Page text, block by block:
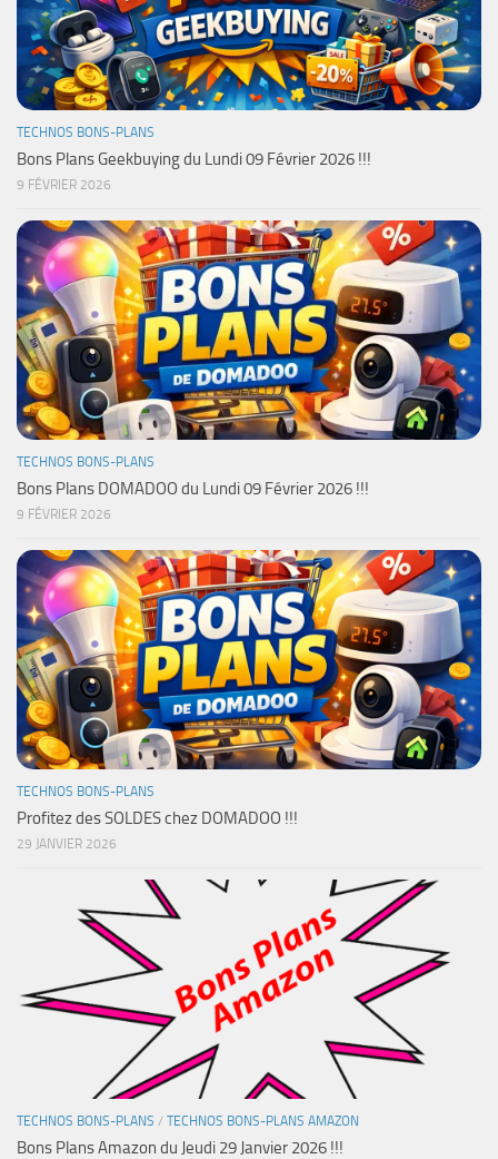
TECHNOS BONS-PLANS
Bons Plans Geekbuying du Lundi 09 Février 2026 !!!
9 FÉVRIER 2026
TECHNOS BONS-PLANS
Bons Plans DOMADOO du Lundi 09 Février 2026 !!!
9 FÉVRIER 2026
TECHNOS BONS-PLANS
Profitez des SOLDES chez DOMADOO !!!
29 JANVIER 2026
TECHNOS BONS-PLANS / TECHNOS BONS-PLANS AMAZON
Bons Plans Amazon du Jeudi 29 Janvier 2026 !!!